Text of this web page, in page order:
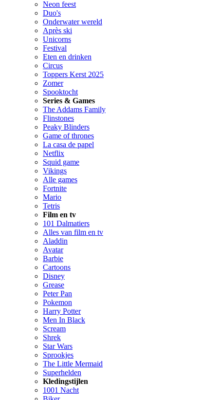
Neon feest
Duo's
Onderwater wereld
Après ski
Unicorns
Festival
Eten en drinken
Circus
Toppers Kerst 2025
Zomer
Spooktocht
Series & Games
The Addams Family
Flinstones
Peaky Blinders
Game of thrones
La casa de papel
Netflix
Squid game
Vikings
Alle games
Fortnite
Mario
Tetris
Film en tv
101 Dalmatiers
Alles van film en tv
Aladdin
Avatar
Barbie
Cartoons
Disney
Grease
Peter Pan
Pokemon
Harry Potter
Men In Black
Scream
Shrek
Star Wars
Sprookjes
The Little Mermaid
Superhelden
Kledingstijlen
1001 Nacht